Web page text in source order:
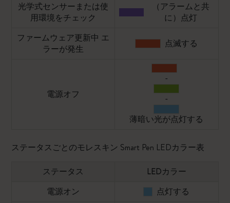
光学式センサーまたは使
用環境をチェック
（アラームと共
に）点灯
ファームウェア更新中 エ
ラーが発生
点滅する
電源オフ
-
-
薄暗い光が点灯する
ステータスごとのモレスキン Smart Pen LEDカラー表
ステータス LEDカラー
電源オン 点灯する